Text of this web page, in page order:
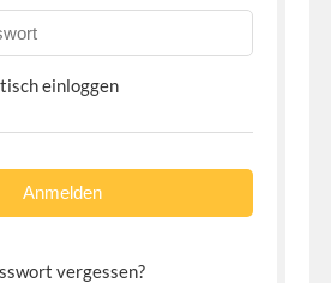
einloggen
vergessen?